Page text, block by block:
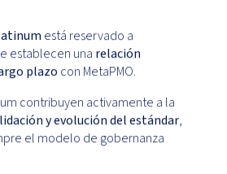
está reservado a
establecen una relación
plazo con MetaPMO.
contribuyen activamente a la
y evolución del estándar,
el modelo de gobernanza